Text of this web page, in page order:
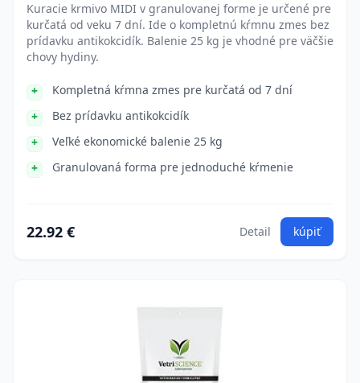
Kuracie krmivo MIDI v granulovanej forme je určené pre
kurčatá od veku 7 dní. Ide o kompletnú kŕmnu zmes bez
prídavku antikokcidík. Balenie 25 kg je vhodné pre väčšie
chovy hydiny.
Kompletná kŕmna zmes pre kurčatá od 7 dní
Bez prídavku antikokcidík
Veľké ekonomické balenie 25 kg
Granulovaná forma pre jednoduché kŕmenie
22.92 € Detail kúpiť